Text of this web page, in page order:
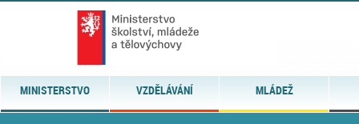
MINISTERSTVO VZDĚLÁVÁNÍ MLÁDEŽ